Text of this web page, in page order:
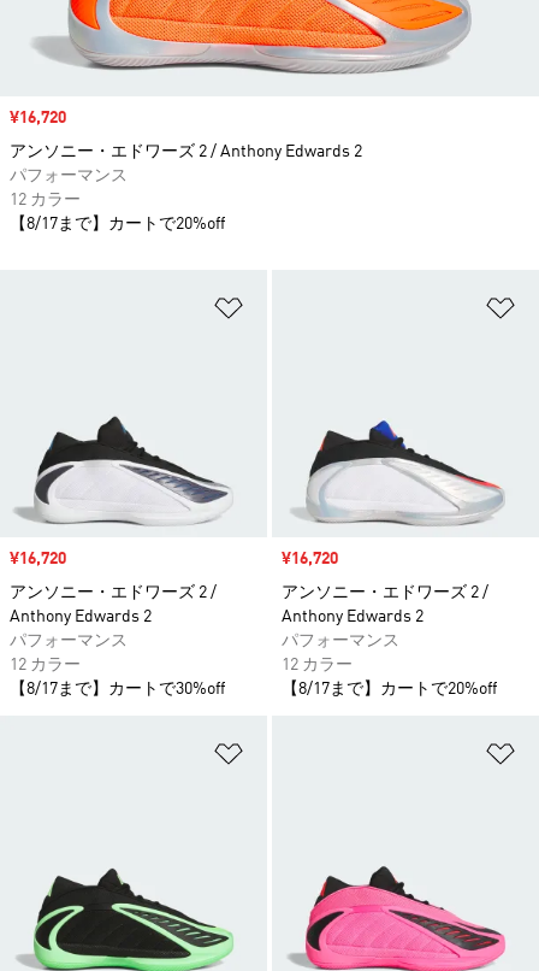
セール価格
¥16,720
アンソニー・エドワーズ 2 /
Anthony Edwards 2
パフォーマンス
12 カラー
【8/17まで】カートで30%off
セール価格
¥16,720
アンソニー・エドワーズ 2 /
Anthony Edwards 2
パフォーマンス
12 カラー
【8/17まで】カートで20%off
セール価格
¥16,720
アンソニー・エドワーズ 2 / Anthony Edwards 2
パフォーマンス
12 カラー
【8/17まで】カートで20%off